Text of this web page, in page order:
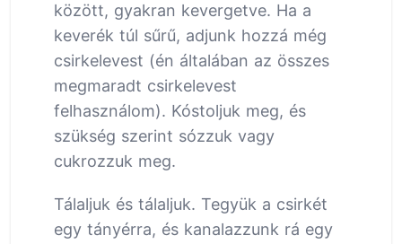
között, gyakran kevergetve. Ha a
keverék túl sűrű, adjunk hozzá még
csirkelevest (én általában az összes
megmaradt csirkelevest
felhasználom). Kóstoljuk meg, és
szükség szerint sózzuk vagy
cukrozzuk meg.
Tálaljuk és tálaljuk. Tegyük a csirkét
egy tányérra, és kanalazzunk rá egy